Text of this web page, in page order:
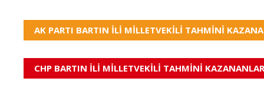
AK PARTI BARTIN İLİ MİLLETVEKİLİ TAHMİNİ
CHP BARTIN İLİ MİLLETVEKİLİ TAHMİNİ